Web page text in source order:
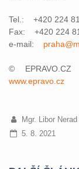
Tel.: +420 224
Fax: +420 224
e-mail:
©
www.epravo.cz
Mgr. Libor
5. 8. 2021